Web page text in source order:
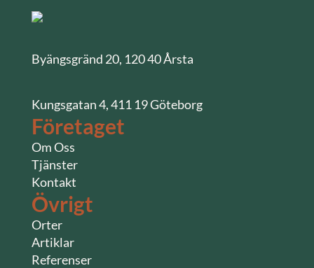
Byängsgränd 20, 120 40 Årsta
Kungsgatan 4, 411 19 Göteborg
Företaget
Om Oss
Tjänster
Kontakt
Övrigt
Orter
Artiklar
Referenser